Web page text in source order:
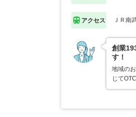
アクセス ＪＲ南
創業
す！
地域の
じて